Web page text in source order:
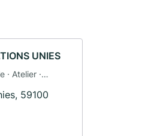
UNIES
· Atelier ·
59100